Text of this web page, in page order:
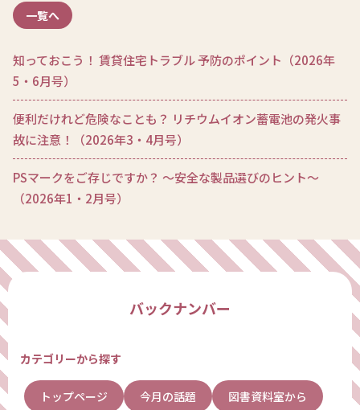
一覧へ
知っておこう！ 賃貸住宅トラブル 予防のポイント（2026年
5・6月号）
便利だけれど危険なことも？ リチウムイオン蓄電池の発火事
故に注意！（2026年3・4月号）
PSマークをご存じですか？ ～安全な製品選びのヒント～
（2026年1・2月号）
バックナンバー
カテゴリーから探す
トップページ 今月の話題
図書資料室から